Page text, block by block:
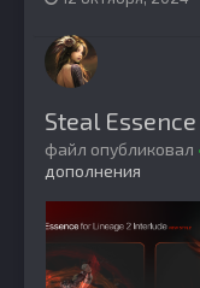
Steal
файл опубликовал
дополнения